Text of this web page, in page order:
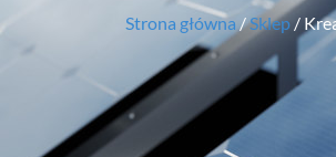
Strona główna/Sklep/